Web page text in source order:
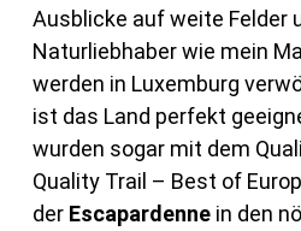
Ausblicke auf weite Felder
Naturliebhaber wie mein
werden in Luxemburg
ist das Land perfekt
wurden sogar mit dem
Quality Trail – Best of
derEscapardennein den